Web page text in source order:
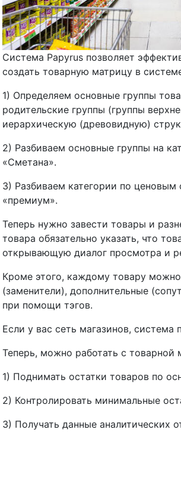
Система Papyrus позволяет
создать товарную матрицу в
1) Определяем основные группы
родительские группы (группы
иерархическую (древовидную)
2) Разбиваем основные группы на
«Сметана».
3) Разбиваем категории по
«премиум».
Теперь нужно завести товары и
товара обязательно указать, что
открывающую диалог просмотра и
Кроме этого, каждому товару
(заменители), дополнительные
при помощи тэгов.
Если у вас сеть магазинов,
Теперь, можно работать с
1) Поднимать остатки товаров по
2) Контролировать минимальные
3) Получать данные аналитических